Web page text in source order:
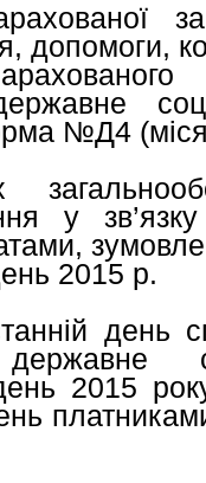
допомоги,
державне
№Д4
у
2015 р.
день
державне
2015